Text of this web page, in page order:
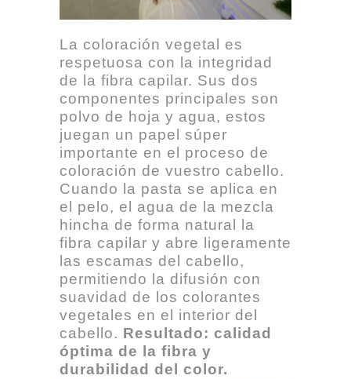
La coloración vegetal es
respetuosa con la integridad
de la fibra capilar. Sus dos
componentes principales son
polvo de hoja y agua, estos
juegan un papel súper
importante en el proceso de
coloración de vuestro cabello.
Cuando la pasta se aplica en
el pelo, el agua de la mezcla
hincha de forma natural la
fibra capilar y abre ligeramente
las escamas del cabello,
permitiendo la difusión con
suavidad de los colorantes
vegetales en el interior del
cabello. Resultado: calidad
óptima de la fibra y
durabilidad del color.